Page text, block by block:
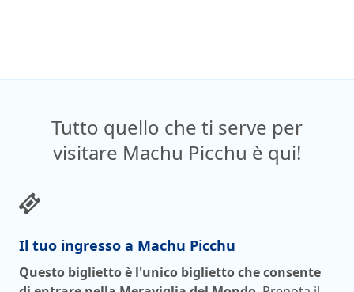
Tutto quello che ti serve per
visitare Machu Picchu è qui!
Il tuo ingresso a Machu Picchu
Questo biglietto è l'unico biglietto che consente